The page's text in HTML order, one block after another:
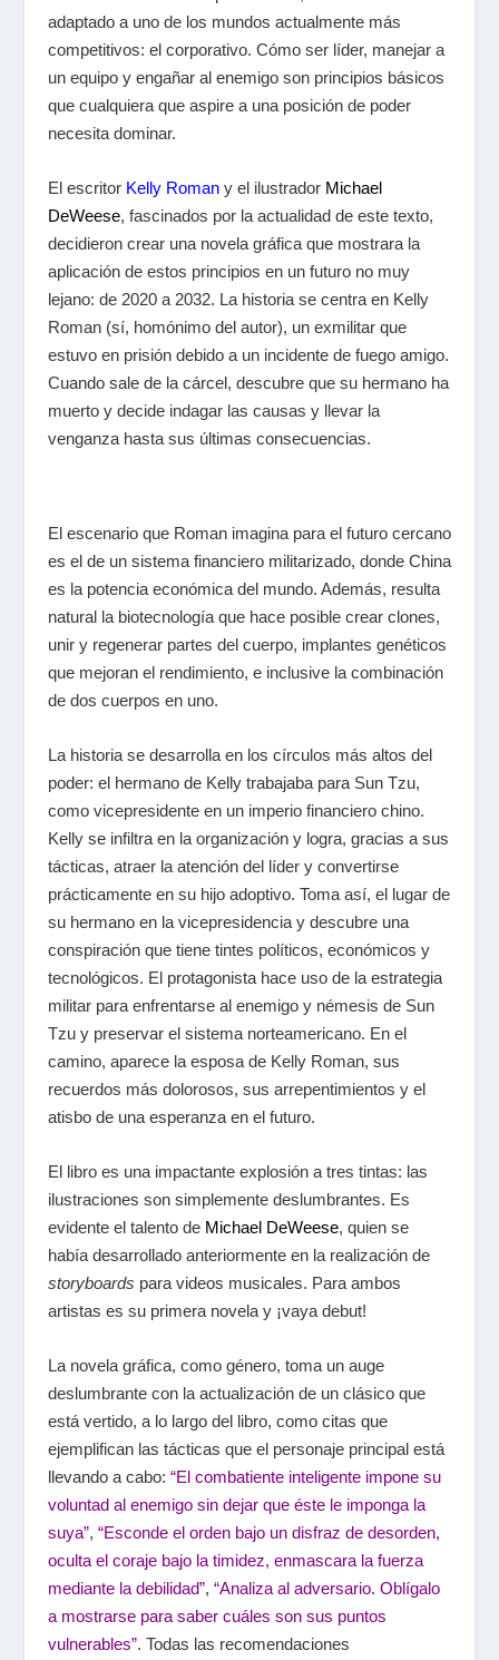
adaptado a uno de los mundos actualmente más
competitivos: el corporativo. Cómo ser líder, manejar a
un equipo y engañar al enemigo son principios básicos
que cualquiera que aspire a una posición de poder
necesita dominar.
El escritor Kelly Romany el ilustrador Michael
DeWeese, fascinados por la actualidad de este texto,
decidieron crear una novela gráfica que mostrara la
aplicación de estos principios en un futuro no muy
lejano: de 2020 a 2032. La historia se centra en Kelly
Roman (sí, homónimo del autor), un exmilitar que
estuvo en prisión debido a un incidente de fuego amigo.
Cuando sale de la cárcel, descubre que su hermano ha
muerto y decide indagar las causas y llevar la
venganza hasta sus últimas consecuencias.
El escenario que Roman imagina para el futuro cercano
es el de un sistema financiero militarizado, donde China
es la potencia económica del mundo. Además, resulta
natural la biotecnología que hace posible crear clones,
unir y regenerar partes del cuerpo, implantes genéticos
que mejoran el rendimiento, e inclusive la combinación
de dos cuerpos en uno.
La historia se desarrolla en los círculos más altos del
poder: el hermano de Kelly trabajaba para Sun Tzu,
como vicepresidente en un imperio financiero chino.
Kelly se infiltra en la organización y logra, gracias a sus
tácticas, atraer la atención del líder y convertirse
prácticamente en su hijo adoptivo. Toma así, el lugar de
su hermano en la vicepresidencia y descubre una
conspiración que tiene tintes políticos, económicos y
tecnológicos. El protagonista hace uso de la estrategia
militar para enfrentarse al enemigo y némesis de Sun
Tzu y preservar el sistema norteamericano. En el
camino, aparece la esposa de Kelly Roman, sus
recuerdos más dolorosos, sus arrepentimientos y el
atisbo de una esperanza en el futuro.
El libro es una impactante explosión a tres tintas: las
ilustraciones son simplemente deslumbrantes. Es
evidente el talento de Michael DeWeese, quien se
había desarrollado anteriormente en la realización de
storyboards para videos musicales. Para ambos
artistas es su primera novela y ¡vaya debut!
La novela gráfica, como género, toma un auge
deslumbrante con la actualización de un clásico que
está vertido, a lo largo del libro, como citas que
ejemplifican las tácticas que el personaje principal está
llevando a cabo: “El combatiente inteligente impone su
voluntad al enemigo sin dejar que éste le imponga la
suya”, “Esconde el orden bajo un disfraz de desorden,
oculta el coraje bajo la timidez, enmascara la fuerza
mediante la debilidad”, “Analiza al adversario. Oblígalo
a mostrarse para saber cuáles son sus puntos
vulnerables”. Todas las recomendaciones